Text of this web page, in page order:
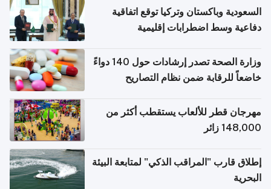
السعودية وباكستان وتركيا توقع اتفاقية
دفاعية وسط اضطرابات إقليمية
وزارة الصحة تصدر إرشادات حول 140 دواءً
خاضعاً للرقابة ضمن نظام التصاريح
مهرجان قطر للألعاب يستقطب أكثر من
148,000 زائر
إطلاق قارب "المراقب الذكي" لمتابعة البيئة
البحرية